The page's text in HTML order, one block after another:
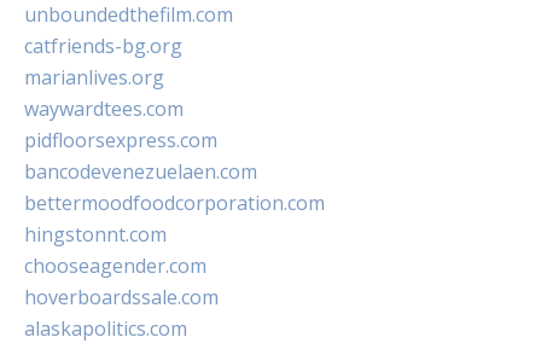
unboundedthefilm.com
catfriends-bg.org
marianlives.org
waywardtees.com
pidfloorsexpress.com
bancodevenezuelaen.com
bettermoodfoodcorporation.com
hingstonnt.com
chooseagender.com
hoverboardssale.com
alaskapolitics.com